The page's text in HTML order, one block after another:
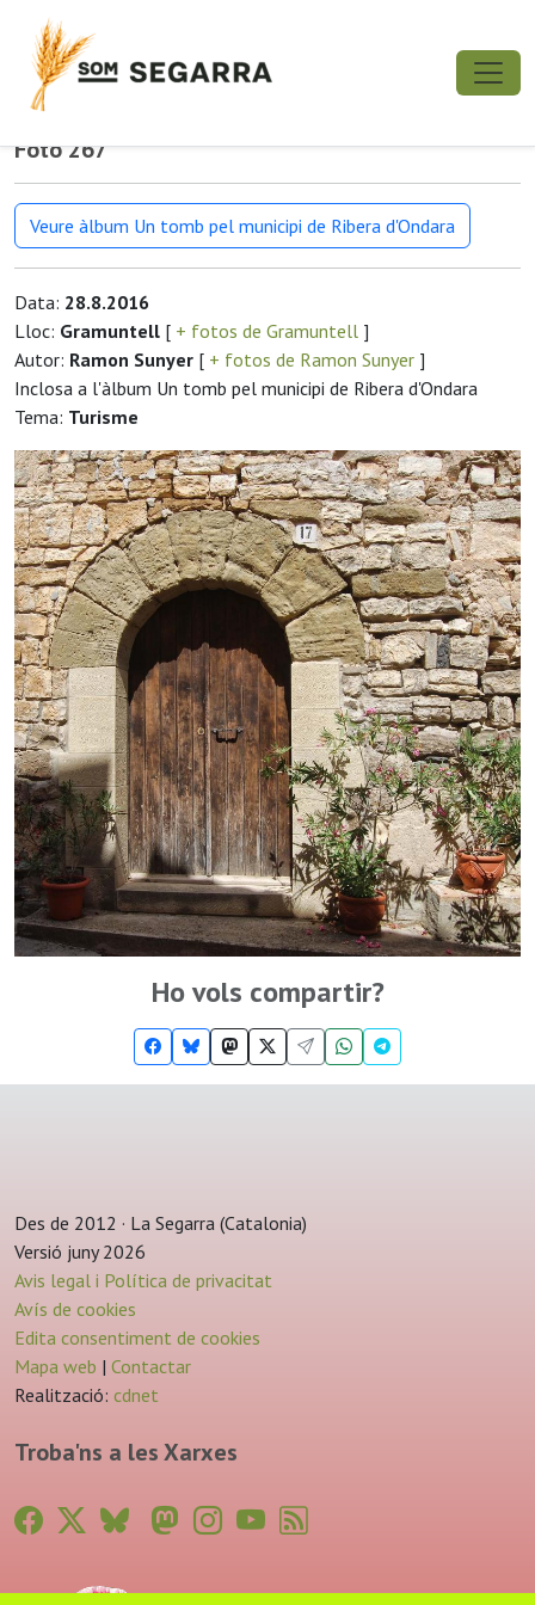
Foto 267
Veure àlbum Un tomb pel municipi de Ribera d'Ondara
Data: 28.8.2016
Lloc: Gramuntell [ + fotos de Gramuntell ]
Autor: Ramon Sunyer [ + fotos de Ramon Sunyer ]
Inclosa a l'àlbum Un tomb pel municipi de Ribera d'Ondara
Tema: Turisme
Ho vols compartir?
Des de 2012 · La Segarra (Catalonia)
Versió juny 2026
Avis legal i Política de privacitat
Avís de cookies
Edita consentiment de cookies
Mapa web | Contactar
Realització: cdnet
Troba'ns a les Xarxes